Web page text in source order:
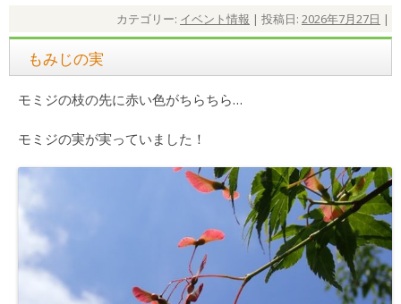
カテゴリー: イベント情報 | 投稿日: 2026年7月27日 |
もみじの実
モミジの枝の先に赤い色がちらちら…
モミジの実が実っていました！